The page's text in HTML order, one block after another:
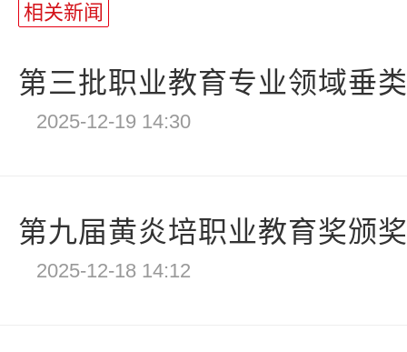
相关新闻
第三批职业教育专业领域垂
2025-12-19 14:30
第九届黄炎培职业教育奖颁
2025-12-18 14:12